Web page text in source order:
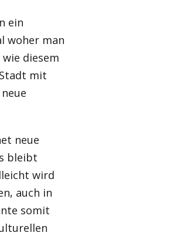
ein
woher man
diesem
mit
neue
bleibt
wird
auch in
somit